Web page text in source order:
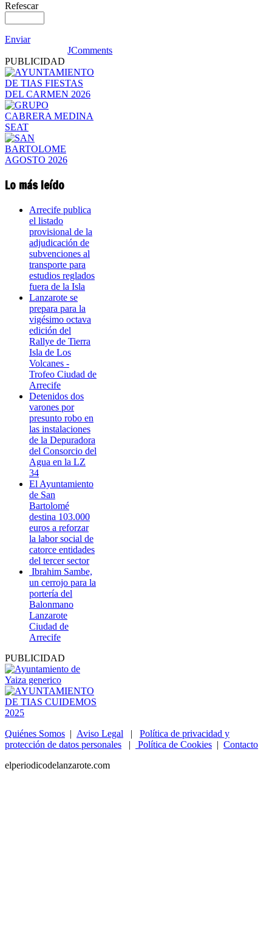
Refescar
Enviar
JComments
PUBLICIDAD
Lo más leído
Arrecife publica
el listado
provisional de la
adjudicación de
subvenciones al
transporte para
estudios reglados
fuera de la Isla
Lanzarote se
prepara para la
vigésimo octava
edición del
Rallye de Tierra
Isla de Los
Volcanes -
Trofeo Ciudad de
Arrecife
Detenidos dos
varones por
presunto robo en
las instalaciones
de la Depuradora
del Consorcio del
Agua en la LZ
34
El Ayuntamiento
de San
Bartolomé
destina 103.000
euros a reforzar
la labor social de
catorce entidades
del tercer sector
Ibrahim Sambe,
un cerrojo para la
portería del
Balonmano
Lanzarote
Ciudad de
Arrecife
PUBLICIDAD
Quiénes Somos | Aviso Legal | Política de privacidad y
protección de datos personales | Política de Cookies | Contacto
elperiodicodelanzarote.com